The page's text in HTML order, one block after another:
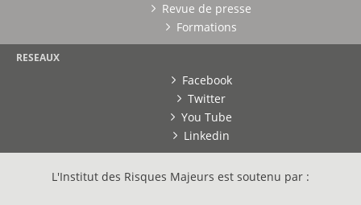
Revue de presse
Formations
RESEAUX
Facebook
Twitter
You Tube
Linkedin
L'Institut des Risques Majeurs est soutenu par :